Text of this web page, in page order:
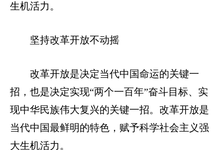
生机活力。
坚持改革开放不动摇
改革开放是决定当代中国命运的关键一
招，也是决定实现“两个一百年”奋斗目标、实
现中华民族伟大复兴的关键一招。改革开放是
当代中国最鲜明的特色，赋予科学社会主义强
大生机活力。